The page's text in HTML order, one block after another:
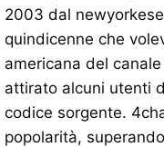
2003 dal
quindicenne che
americana del
attirato alcuni utenti
codice sorgente.
popolarità,